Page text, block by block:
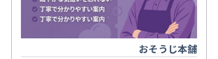
おそうじ本舗